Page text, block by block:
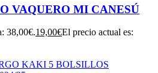
VAQUERO MI CANESÚ
38,00€.19,00€El precio actual es: